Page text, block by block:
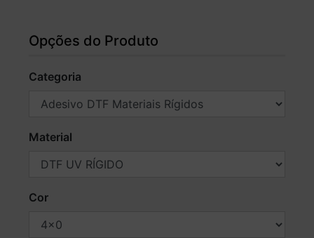
Opções do Produto
Categoria
Material
Cor